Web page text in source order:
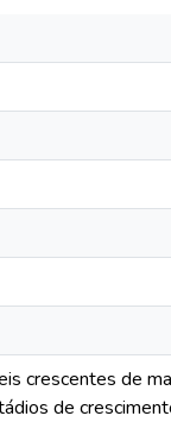
crescentes de
de